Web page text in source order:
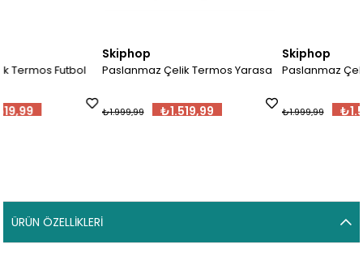
Paslanmaz Çelik Termos Yarasa
₺1.519,99
₺1.999,99
Paslanmaz Çelik Termos
₺1.519,99
₺1.999,99
ÜRÜN ÖZELLIKLERI